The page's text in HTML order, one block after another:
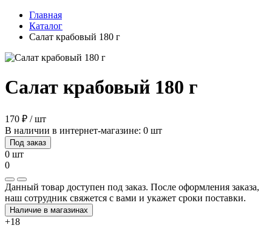
Главная
Каталог
Салат крабовый 180 г
Салат крабовый 180 г
170 ₽ / шт
В наличии в интернет-магазине: 0 шт
Под заказ
0 шт
0
Данный товар доступен под заказ. После оформления заказа,
наш сотрудник свяжется с вами и укажет сроки поставки.
Наличие в магазинах
+18